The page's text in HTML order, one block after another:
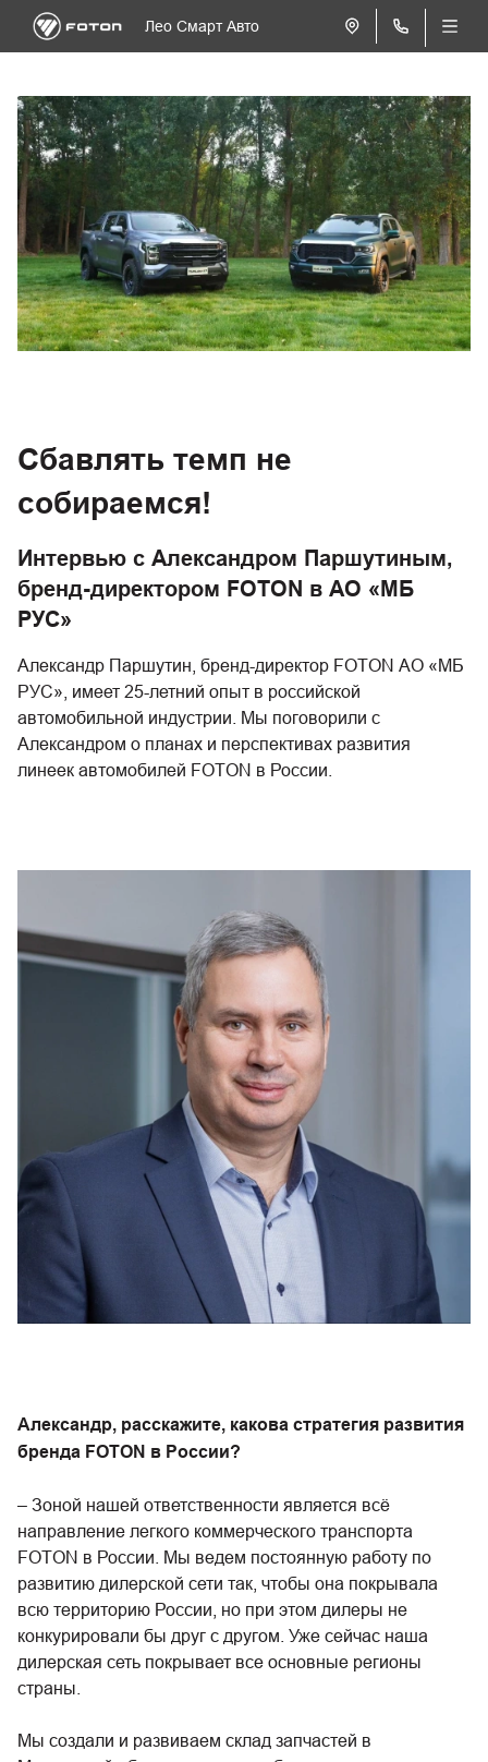
Лео Смарт Авто
Сбавлять темп не
собираемся!
Интервью с Александром Паршутиным,
бренд-директором FOTON в АО «МБ
РУС»
Александр Паршутин, бренд-директор FOTON АО «МБ
РУС», имеет 25-летний опыт в российской
автомобильной индустрии. Мы поговорили с
Александром о планах и перспективах развития
линеек автомобилей FOTON в России.
Александр, расскажите, какова стратегия развития
бренда FOTON в России?
– Зоной нашей ответственности является всё
направление легкого коммерческого транспорта
FOTON в России. Мы ведем постоянную работу по
развитию дилерской сети так, чтобы она покрывала
всю территорию России, но при этом дилеры не
конкурировали бы друг с другом. Уже сейчас наша
дилерская сеть покрывает все основные регионы
страны.
Мы создали и развиваем склад запчастей в